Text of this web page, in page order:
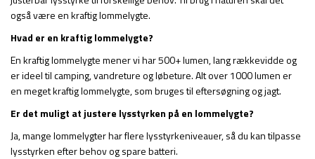
også være en kraftig lommelygte.
Hvad er en kraftig lommelygte?
En kraftig lommelygte mener vi har 500+ lumen, lang rækkevidde og
er ideel til camping, vandreture og løbeture. Alt over 1000 lumen er
en meget kraftig lommelygte, som bruges til eftersøgning og jagt.
Er det muligt at justere lysstyrken på en lommelygte?
Ja, mange lommelygter har flere lysstyrkeniveauer, så du kan tilpasse
lysstyrken efter behov og spare batteri.